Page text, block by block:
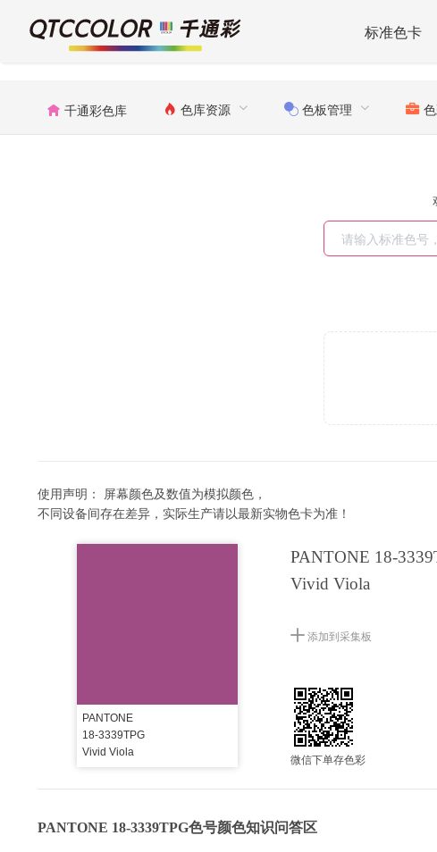
标准色卡
千通彩色库 色库资源 色板管理
使用声明： 屏幕颜色及数值为模拟颜色，
不同设备间存在差异，实际生产请以最新实物色卡为准！
PANTONE
18-3339TPG
Vivid Viola
PANTONE 18-
Vivid Viola
添加到采集板
微信下单存色彩
PANTONE 18-3339TPG色号颜色知识问答区